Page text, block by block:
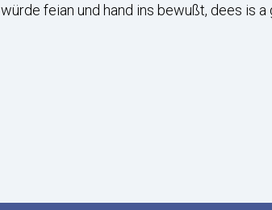
würde feian und hand ins bewußt, dees is